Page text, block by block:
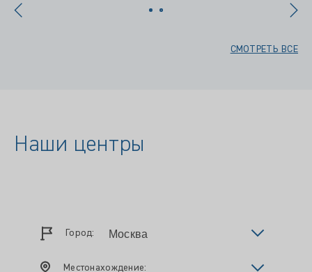
СМОТРЕТЬ ВСЕ
Наши центры
Город:
Местонахождение: